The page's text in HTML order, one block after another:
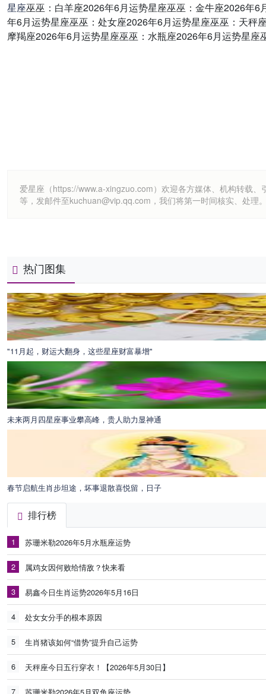
星座巫巫：白羊座2026年6月运势星座巫巫：金牛座2026年
年6月运势星座巫巫：处女座2026年6月运势星座巫巫：天
摩羯座2026年6月运势星座巫巫：水瓶座2026年6月运势星座
爱星座（https://www.a-xingzuo.com）欢迎各方媒体、机构转载
等，发邮件至kuchuan@vip.qq.com，我们将第一时间核实、处理
热门图集
"11月起，财运大翻身，这些星座财富暴增"
未来两月四星座事业攀高峰，贵人助力显神通
春节启航生肖步坦途，坏事退散喜悦留，日子
排行榜
1 苏珊米勒2026年5月水瓶座运势
2 属鸡女因何败给情敌？快来看
3 易鑫今日生肖运势2026年5月16日
4 处女女分手的根本原因
5 生肖猪该如何“借势”提升自己运势
6 天秤座今日五行穿衣！【2026年5月30日】
7